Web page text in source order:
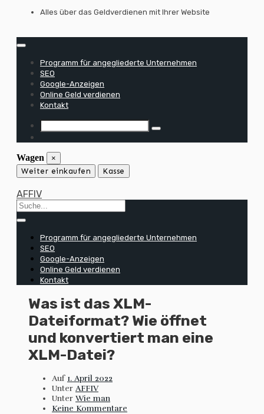
Zum
Alles über das Geldverdienen mit Ihrer Website
Programm für angegliederte Unternehmen
SEO
Google-Anzeigen
Online Geld verdienen
Kontakt
Wagen ×
Weiter einkaufen Kasse
AFFIV
Programm für angegliederte Unternehmen
SEO
Google-Anzeigen
Online Geld verdienen
Kontakt
Was ist das XLM-
Dateiformat? Wie öffnet
und konvertiert man eine
XLM-Datei?
Auf 1. April 2022
Unter AFFIV
Unter Wie man
Keine Kommentare